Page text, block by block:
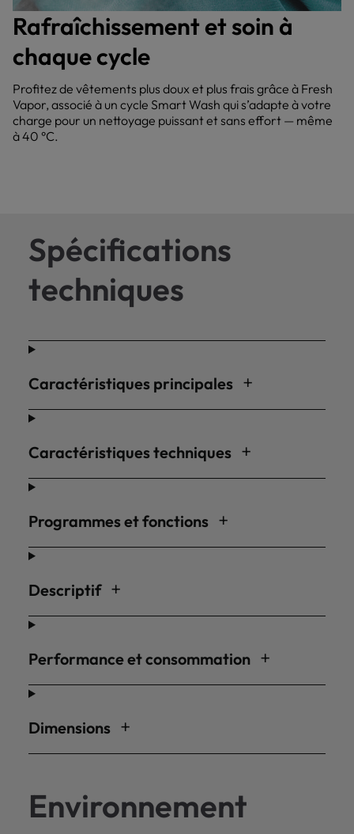
Rafraîchissement et soin à
chaque cycle
Profitez de vêtements plus doux et plus frais grâce à Fresh
Vapor, associé à un cycle Smart Wash qui s’adapte à votre
charge pour un nettoyage puissant et sans effort — même
à 40 °C.
Spécifications
techniques
Caractéristiques principales
Caractéristiques techniques
Programmes et fonctions
Descriptif
Performance et consommation
Dimensions
Environnement